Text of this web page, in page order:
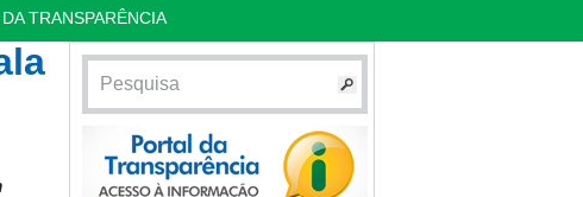
TRANSPARÊNCIA